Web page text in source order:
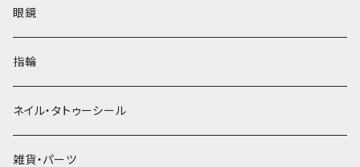
眼鏡
指輪
ネイル・タトゥーシール
雑貨・パーツ